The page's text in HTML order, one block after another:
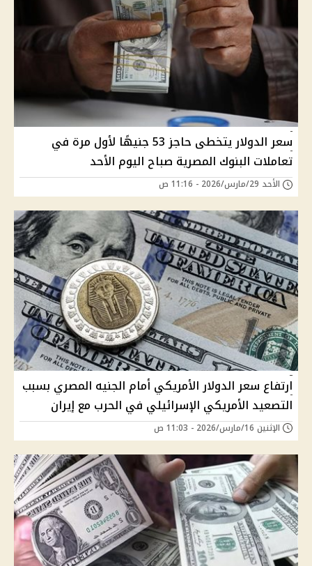
سعر الدولار يتخطى حاجز 53 جنيهًا لأول مرة في
تعاملات البنوك المصرية صباح اليوم الأحد
الأحد 29/مارس/2026 - 11:16 ص
ارتفاع سعر الدولار الأمريكي أمام الجنيه المصري بسبب
التصعيد الأمريكي الإسرائيلي في الحرب مع إيران
الإثنين 16/مارس/2026 - 11:03 ص